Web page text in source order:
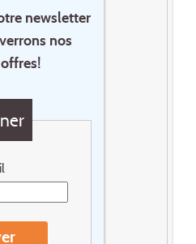
newsletter
nos
roulant